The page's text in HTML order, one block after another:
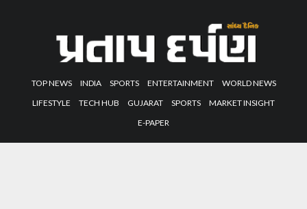
TOP NEWS INDIA SPORTS ENTERTAINMENT
WORLD NEWS
LIFESTYLE
TECH HUB GUJARAT SPORTS
MARKET INSIGHT
E-PAPER